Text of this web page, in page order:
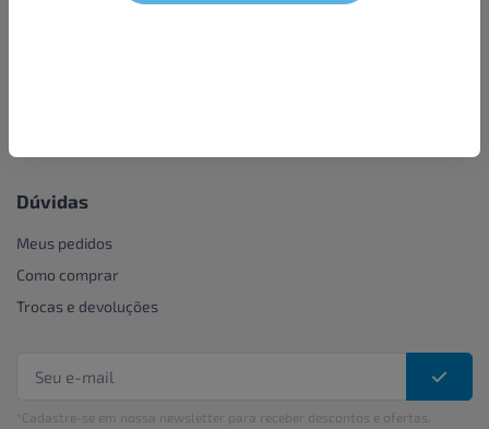
Dúvidas
Meus pedidos
Como comprar
Trocas e devoluções
*Cadastre-se em nossa newsletter para receber descontos e ofertas.